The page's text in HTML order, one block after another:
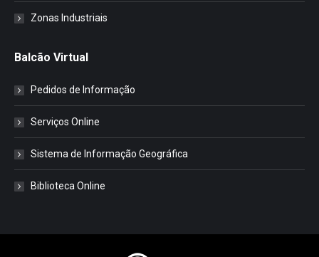
Zonas Industriais
Balcão Virtual
Pedidos de Informação
Serviços Online
Sistema de Informação Geográfica
Biblioteca Online